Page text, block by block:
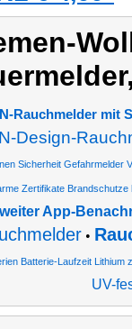
Rauchmelder mit
Design-
Sicherheit Gefahrmelder
Zertifikate
App-
•
Batterie-Laufzeit
UV-